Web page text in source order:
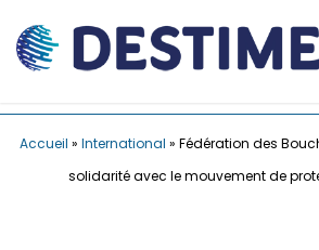
Accueil » International » Fédération des
solidarité avec le mouvement de